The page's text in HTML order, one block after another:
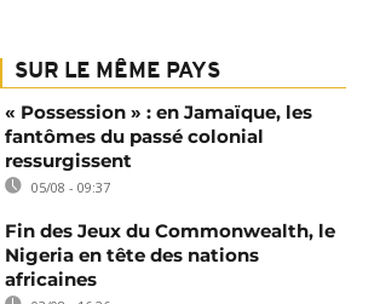
SUR LE MÊME PAYS
« Possession » : en Jamaïque, les
fantômes du passé colonial
ressurgissent
05/08 - 09:37
Fin des Jeux du Commonwealth, le
Nigeria en tête des nations
africaines